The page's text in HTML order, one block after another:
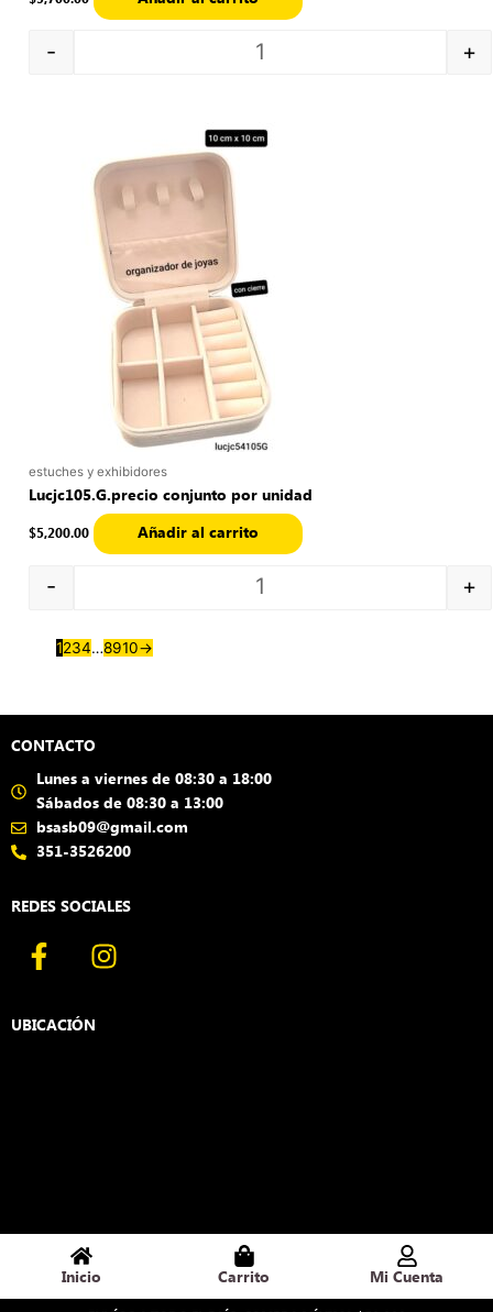
- +
estuches y exhibidores
Lucjc105.G.precio conjunto por unidad
$5,200.00
Quantity
- +
Añadir al carrito
1234…8910→
CONTACTO
Lunes a viernes de 08:30 a 18:00
Sábados de 08:30 a 13:00
bsasb09@gmail.com
351-3526200
REDES SOCIALES
F
a
e
I
n
UBICACIÓN
Inicio Carrito Mi Cuenta